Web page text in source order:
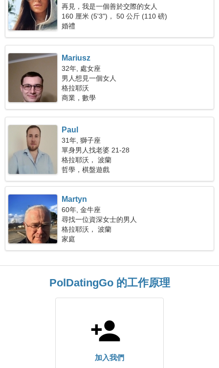
再見，我是一個善於交際的女人
160 厘米 (5'3")， 50 公斤 (110 磅)
婚禮
Mariusz
32年, 處女座
男人想見一個女人
格拉耶沃
商業，數學
Paul
31年, 獅子座
單身男人找老婆 21-28
格拉耶沃， 波蘭
哲學，棋盤遊戲
Martyn
60年, 金牛座
尋找一位資深女士的男人
格拉耶沃， 波蘭
家庭
PolDatingGo 的工作原理
加入我們